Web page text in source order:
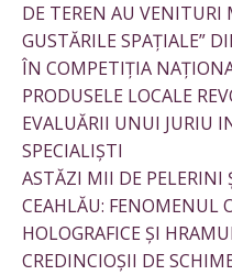
DE TEREN AU VENITURI
GUSTĂRILE SPAȚIALE”
ÎN COMPETIȚIA
PRODUSELE LOCALE
EVALUĂRII UNUI JURIU
SPECIALIȘTI
ASTĂZI MII DE
CEAHLĂU: FENOMENUL
HOLOGRAFICE ȘI
CREDINCIOȘII DE